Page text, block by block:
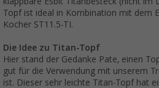
Topf ist ideal in Kombination mit dem
Kocher ST11.5-TI.
Die Idee zu Titan-Topf
Hier stand der Gedanke Pate, einen
gut für die Verwendung mit unserem
ist. Dieser sehr leichte Titan-Topf hat